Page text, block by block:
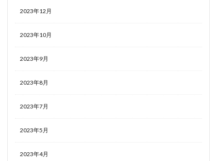
2023年12月
2023年10月
2023年9月
2023年8月
2023年7月
2023年5月
2023年4月